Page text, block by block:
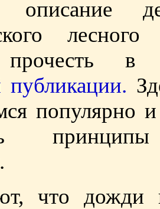
описание
лесного
в
публикации.
популярно и
что дожди